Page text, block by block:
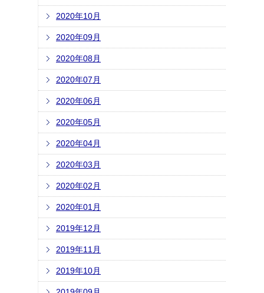
2020年10月
2020年09月
2020年08月
2020年07月
2020年06月
2020年05月
2020年04月
2020年03月
2020年02月
2020年01月
2019年12月
2019年11月
2019年10月